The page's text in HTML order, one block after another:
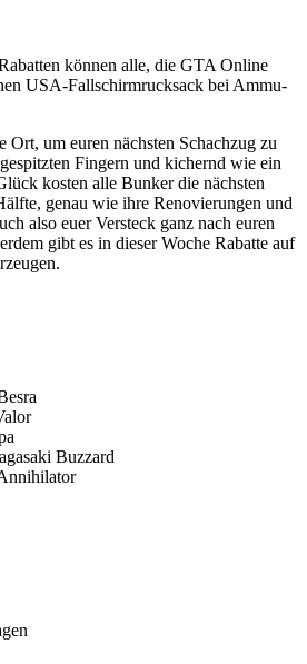
können alle, die GTA Online
USA-Fallschirmrucksack bei Ammu-
um euren nächsten Schachzug zu
Fingern und kichernd wie ein
kosten alle Bunker die nächsten
genau wie ihre Renovierungen und
also euer Versteck ganz nach euren
gibt es in dieser Woche Rabatte auf
Buzzard